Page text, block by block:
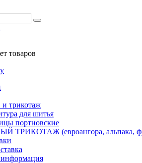
товаров
трикотаж
для шитья
портновские
ТРИКОТАЖ (евроангора, альпака,
информация